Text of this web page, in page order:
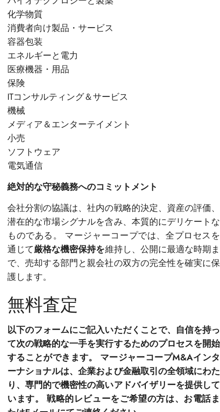
化学物質
消費者向け製品・サービス
容器包装
エネルギーと電力
医療機器・用品
保険
ITコンサルティング＆サービス
機械
メディア＆エンターテイメント
小売
ソフトウェア
電気通信
絶対的な守秘義務へのコミットメント
会社分割の協議は、社内の戦略的決定、資産の評価、
潜在的な市場シグナルを含み、本質的にデリケートな
ものである。 マージャーコープでは、全プロセスを
通じて厳格な機密保持を維持し、公開に最適な時期ま
で、売却する部門と親会社の双方の完全性を確実に保
護します。
無料査定
以下のフォームにご記入いただくことで、自信を持っ
て次の戦略的な一手を実行するためのプロセスを開始
することができます。 マージャーコープM&Aインタ
ーナショナルは、企業および金融取引の全領域にわた
り、専門的で機密性の高いアドバイザリーを提供して
います。 戦略的レビューをご希望の方は、お電話ま